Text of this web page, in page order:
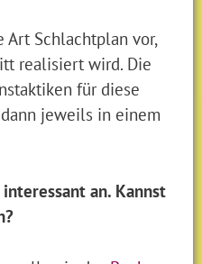
Art Schlachtplan vor,
realisiert wird. Die
für diese
jeweils in einem
an. Kannst